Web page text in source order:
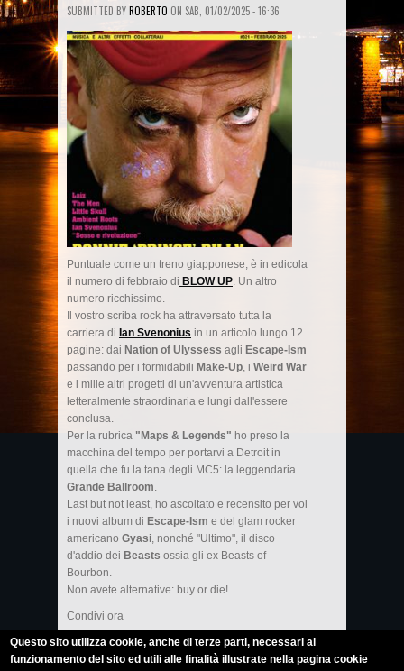
SUBMITTED BYROBERTO ON SAB, 01/02/2025 - 16:36
Puntuale come un treno giapponese, è in edicola
il numero di febbraio di BLOW UP. Un altro
numero ricchissimo.
Il vostro scriba rock ha attraversato tutta la
carriera di Ian Svenonius in un articolo lungo 12
pagine: dai Nation of Ulyssess agli Escape-Ism
passando per i formidabili Make-Up, i Weird War
e i mille altri progetti di un'avventura artistica
letteralmente straordinaria e lungi dall'essere
conclusa.
Per la rubrica "Maps & Legends" ho preso la
macchina del tempo per portarvi a Detroit in
quella che fu la tana degli MC5: la leggendaria
Grande Ballroom.
Last but not least, ho ascoltato e recensito per voi
i nuovi album di Escape-Ism e del glam rocker
americano Gyasi, nonché "Ultimo", il disco
d'addio dei Beasts ossia gli ex Beasts of
Bourbon.
Non avete alternative: buy or die!
Condivi ora
Questo sito utilizza cookie, anche di terze parti, necessari al
funzionamento del sito ed utili alle finalità illustrate nella pagina cookie